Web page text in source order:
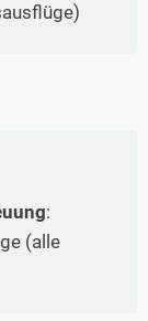
:
(alle